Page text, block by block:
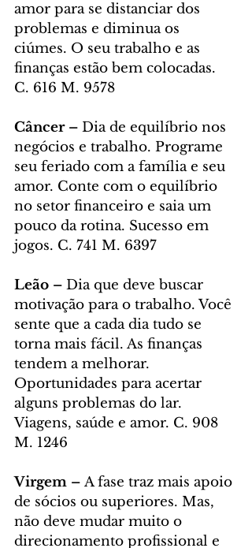
amor para se distanciar dos
problemas e diminua os
ciúmes. O seu trabalho e as
finanças estão bem colocadas.
C. 616 M. 9578
Câncer – Dia de equilíbrio nos
negócios e trabalho. Programe
seu feriado com a família e seu
amor. Conte com o equilíbrio
no setor financeiro e saia um
pouco da rotina. Sucesso em
jogos. C. 741 M. 6397
Leão – Dia que deve buscar
motivação para o trabalho. Você
sente que a cada dia tudo se
torna mais fácil. As finanças
tendem a melhorar.
Oportunidades para acertar
alguns problemas do lar.
Viagens, saúde e amor. C. 908
M. 1246
Virgem – A fase traz mais apoio
de sócios ou superiores. Mas,
não deve mudar muito o
direcionamento profissional e